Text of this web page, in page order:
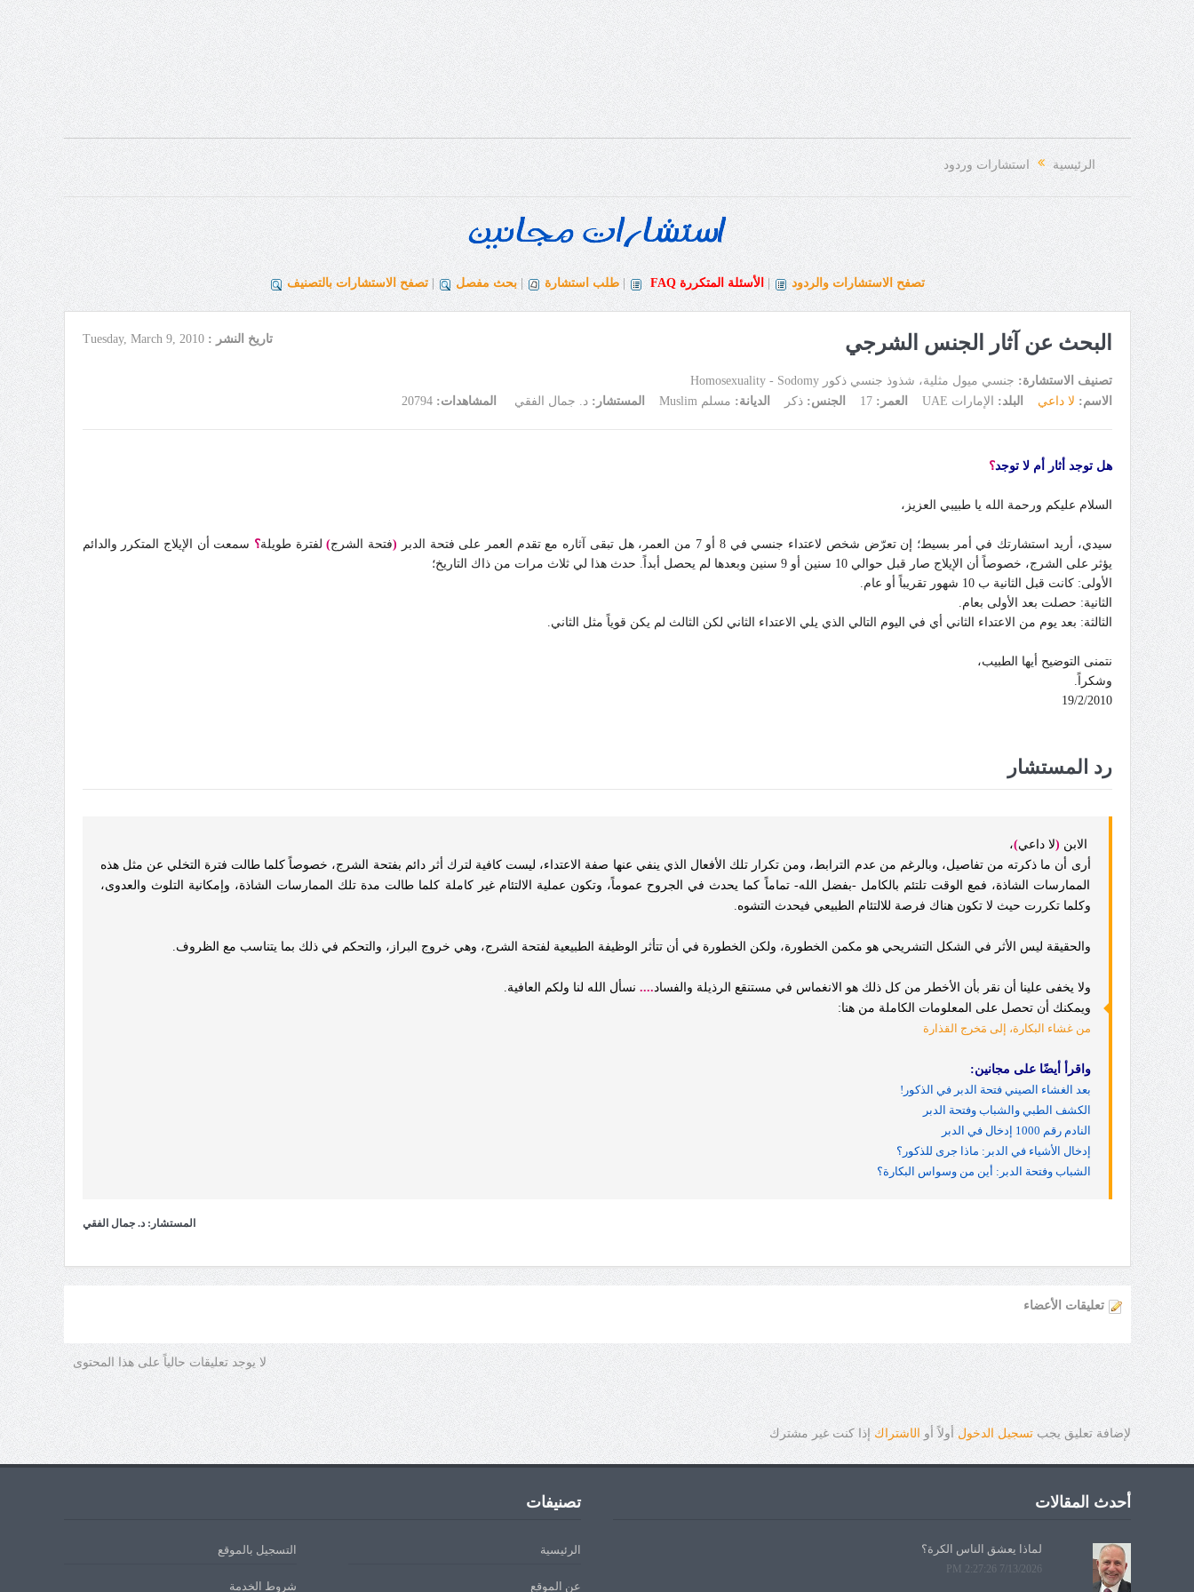
الرئيسية استشارات وردود
تصفح الاستشارات والردود الأسئلة المتكررة FAQ طلب استشارة | بحث مفصل | تصفح الاستشارات بالتصنيف
البحث عن آثار الجنس الشرجي تاريخ النشر :Tuesday, March 9, 2010
تصنيف الاستشارة: جنسي ميول مثلية، شذوذ جنسي ذكور Homosexuality - Sodomy
الاسم: لا داعي البلد: الإمارات UAE العمر:17 الجنس:ذكر الديانة: مسلم Muslim المستشار:د. جمال الفقي المشاهدات:20794
هل توجد أثار أم لا توجد؟
السلام عليكم ورحمة الله يا طبيبي العزيز،
سيدي، أريد استشارتك في أمر بسيط؛ إن تعرّض شخص لاعتداء جنسي في 8 أو 7 من العمر، هل تبقى آثاره مع تقدم العمر على فتحة الدبر (فتحة الشرج)لفترة طويلة؟ سمعت أن الإيلاج المتكرر والدائم
يؤثر على الشرج، خصوصاً أن الإيلاج صار قبل حوالي 10 سنين أو 9 سنين وبعدها لم يحصل أبداً. حدث هذا لي ثلاث مرات من ذاك التاريخ؛
الأولى: كانت قبل الثانية ب 10 شهور تقريباً أو عام.
الثانية: حصلت بعد الأولى بعام.
الثالثة: بعد يوم من الاعتداء الثاني أي في اليوم التالي الذي يلي الاعتداء الثاني لكن الثالث لم يكن قوياً مثل الثاني.
نتمنى التوضيح أيها الطبيب،
وشكراً.
19/2/2010
رد المستشار
الابن (لا داعي)،
أرى أن ما ذكرته من تفاصيل، وبالرغم من عدم الترابط، ومن تكرار تلك الأفعال الذي ينفي عنها صفة الاعتداء، ليست كافية لترك أثر دائم بفتحة الشرج، خصوصاً كلما طالت فترة التخلي عن مثل هذه
الممارسات الشاذة، فمع الوقت تلتئم بالكامل -بفضل الله- تماماً كما يحدث في الجروح عموماً، وتكون عملية الالتئام غير كاملة كلما طالت مدة تلك الممارسات الشاذة، وإمكانية التلوث والعدوى،
وكلما تكررت حيث لا تكون هناك فرصة للالتئام الطبيعي فيحدث التشوه.
والحقيقة ليس الأثر في الشكل التشريحي هو مكمن الخطورة، ولكن الخطورة في أن تتأثر الوظيفة الطبيعية لفتحة الشرج، وهي خروج البراز، والتحكم في ذلك بما يتناسب مع الظروف.
ولا يخفى علينا أن نقر بأن الأخطر من كل ذلك هو الانغماس في مستنقع الرذيلة والفساد.... نسأل الله لنا ولكم العافية.
ويمكنك أن تحصل على المعلومات الكاملة من هنا:
من غشاء البكارة، إلى مَخرج القذارة
واقرأ أيضًا على مجانين:
بعد الغشاء الصيني فتحة الدبر في الذكور!
الكشف الطبي والشباب وفتحة الدبر
النادم رقم 1000 إدخال في الدبر
إدخال الأشياء في الدبر: ماذا جرى للذكور؟
الشباب وفتحة الدبر: أين من وسواس البكارة؟
المستشار: د. جمال الفقي
تعليقات الأعضاء
لا يوجد تعليقات حالياً على هذا المحتوى
لإضافة تعليق يجبتسجيل الدخول أولاً أو الاشتراك إذا كنت غير مشترك
أحدث المقالات
لماذا يعشق الناس الكرة؟
7/13/2026 2:27:26 PM
تصنيفات
الرئيسية التسجيل بالموقع
عن الموقع شروط الخدمة